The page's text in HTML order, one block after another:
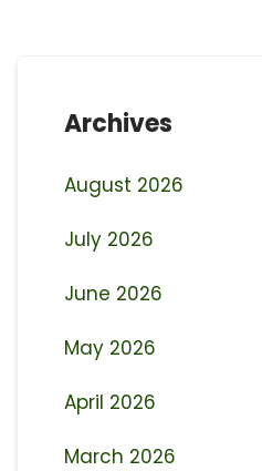
Archives
August 2026
July 2026
June 2026
May 2026
April 2026
March 2026